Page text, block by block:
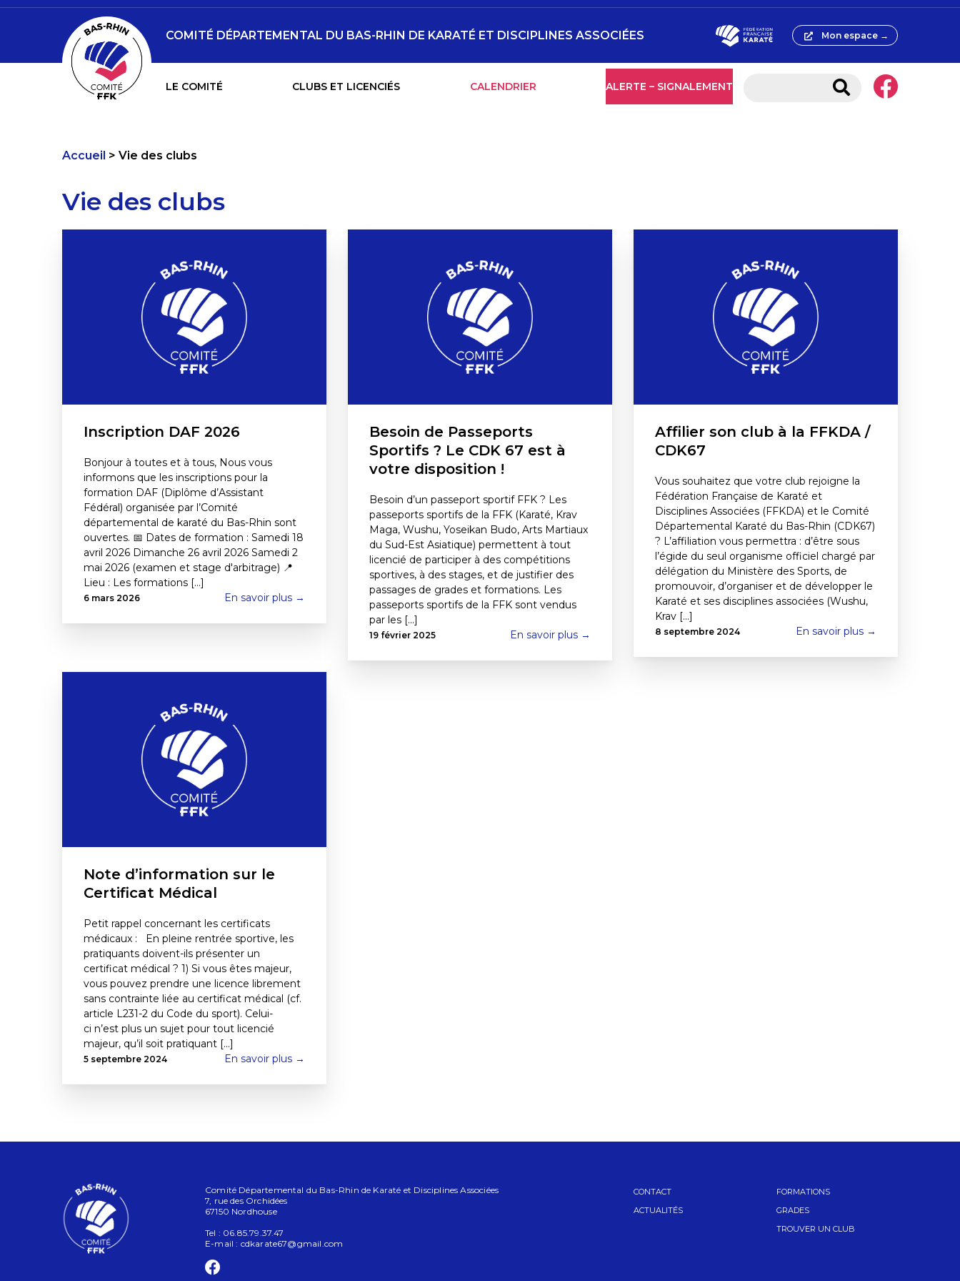
LE COMITÉ CLUBS ET LICENCIÉS CALENDRIER ALERTE – SIGNALEMENT
COMITÉ DÉPARTEMENTAL DU BAS-RHIN DE KARATÉ ET DISCIPLINES ASSOCIÉES Mon espace →
Accueil Vie des clubs
Vie des clubs
Inscription DAF 2026
Bonjour à toutes et à tous, Nous vous
informons que les inscriptions pour la
formation DAF (Diplôme d’Assistant
Fédéral) organisée par l’Comité
départemental de karaté du Bas-Rhin sont
ouvertes. 📅 Dates de formation : Samedi 18
avril 2026 Dimanche 26 avril 2026 Samedi 2
mai 2026 (examen et stage d'arbitrage) 📍
Lieu : Les formations [...]
6 mars 2026 En savoir plus →
Besoin de Passeports
Sportifs ? Le CDK 67 est à
votre disposition !
Besoin d’un passeport sportif FFK ? Les
passeports sportifs de la FFK (Karaté, Krav
Maga, Wushu, Yoseikan Budo, Arts Martiaux
du Sud-Est Asiatique) permettent à tout
licencié de participer à des compétitions
sportives, à des stages, et de justifier des
passages de grades et formations. Les
passeports sportifs de la FFK sont vendus
par les [...]
19 février 2025 En savoir plus →
Affilier son club à la FFKDA /
CDK67
Vous souhaitez que votre club rejoigne la
Fédération Française de Karaté et
Disciplines Associées (FFKDA) et le Comité
Départemental Karaté du Bas-Rhin (CDK67)
? L’affiliation vous permettra : d’être sous
l’égide du seul organisme officiel chargé par
délégation du Ministère des Sports, de
promouvoir, d’organiser et de développer le
Karaté et ses disciplines associées (Wushu,
Krav [...]
8 septembre 2024 En savoir plus →
Note d’information sur le
Certificat Médical
Petit rappel concernant les certificats
médicaux : En pleine rentrée sportive, les
pratiquants doivent-ils présenter un
certificat médical ? 1) Si vous êtes majeur,
vous pouvez prendre une licence librement
sans contrainte liée au certificat médical (cf.
article L231-2 du Code du sport). Celui-
ci n’est plus un sujet pour tout licencié
majeur, qu’il soit pratiquant [...]
5 septembre 2024 En savoir plus →
Comité Départemental du Bas-Rhin de Karaté et Disciplines Associées
7, rue des Orchidées
67150 Nordhouse
Tel : 06.85.79.37.47
E-mail : cdkarate67@gmail.com
CONTACT
ACTUALITÉS
FORMATIONS
GRADES
TROUVER UN CLUB